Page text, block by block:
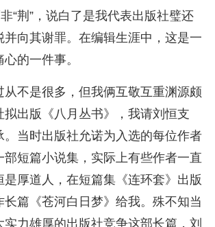
非“荆”，说白了是我代表出版社璧还
并向其谢罪。在编辑生涯中，这是一
的一件事。
从不是很多，但我俩互敬互重渊源颇
拟出版《八月丛书》，我请刘恒支
。当时出版社允诺为入选的每位作者
部短篇小说集，实际上有些作者一直
是厚道人，在短篇集《连环套》出版
长篇《苍河白日梦》给我。殊不知当
实力雄厚的出版社竞争这部长篇，刘